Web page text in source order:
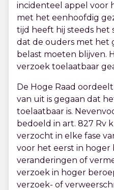
incidenteel appel voor
met het eenhoofdig
tijd heeft hij steeds
dat de ouders met het
belast moeten blijven.
verzoek toelaatbaar
De Hoge Raad
van uit is gegaan dat
toelaatbaar is.
bedoeld in art. 827 Rv
verzocht in elke fase
voor het eerst in hoger
veranderingen of
verzoek in hoger
verzoek- of